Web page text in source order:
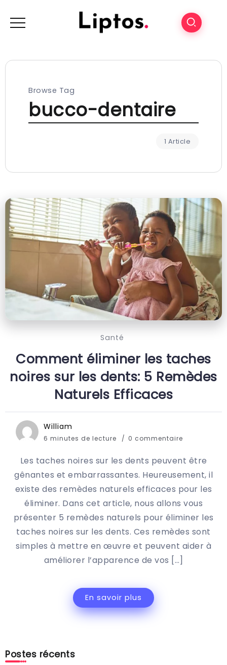
Browse Tag
bucco-dentaire
1 Article
Santé
Comment éliminer les taches
noires sur les dents: 5 Remèdes
Naturels Efficaces
William
6 minutes de lecture 0 commentaire
Les taches noires sur les dents peuvent être
gênantes et embarrassantes. Heureusement, il
existe des remèdes naturels efficaces pour les
éliminer. Dans cet article, nous allons vous
présenter 5 remèdes naturels pour éliminer les
taches noires sur les dents. Ces remèdes sont
simples à mettre en œuvre et peuvent aider à
améliorer l’apparence de vos […]
En savoir plus
Postes récents